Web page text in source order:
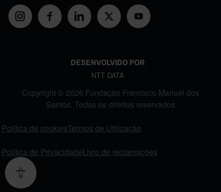
DESENVOLVIDO POR
NTT DATA
Copyright © 2026 Fundação Francisco Manuel dos
Santos. Todos os direitos reservados
Política de cookiesTermos de Utilização
Política de PrivacidadeLivro de reclamações